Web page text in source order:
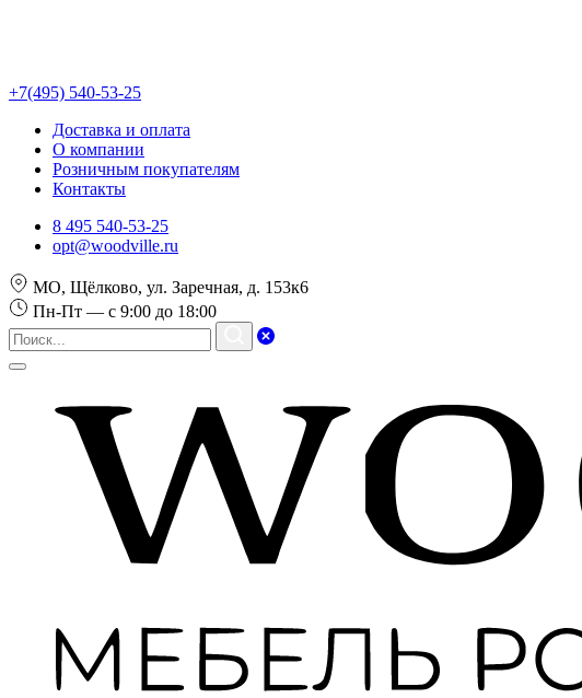
+7(495) 540-53-25
Доставка и оплата
О компании
Розничным покупателям
Контакты
8 495 540-53-25
opt@woodville.ru
МО, Щёлково, ул. Заречная, д. 153к6
Пн-Пт — с 9:00 до 18:00